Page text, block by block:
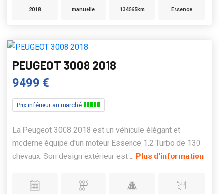
2018 manuelle 134565km Essence
PEUGEOT 3008 2018
9499 €
Prix inférieur au marché
La Peugeot 3008 2018 est un véhicule élégant et
moderne équipé d'un moteur Essence 1.2 Turbo de 130
chevaux. Son design extérieur est ... Plus d'information